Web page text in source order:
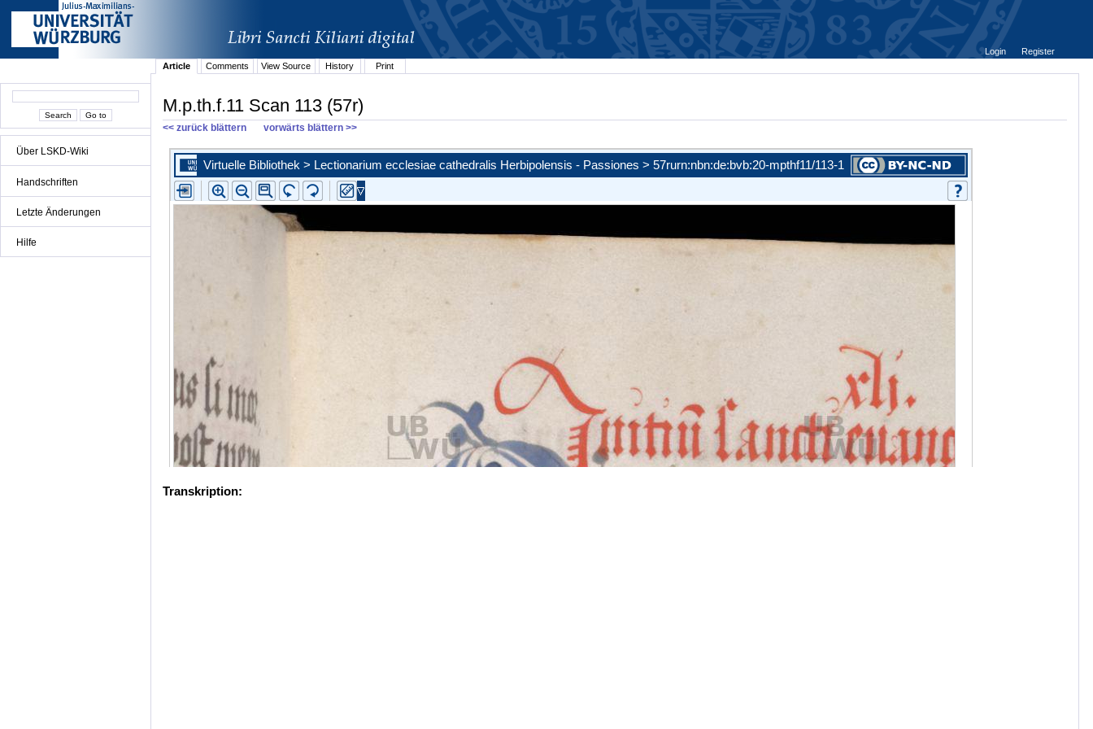
Über LSKD-Wiki
Handschriften
Letzte Änderungen
Hilfe
Login
Register
Article
Comments View Source History Print
M.p.th.f.11 Scan 113 (57r)
<< zurück blättern vorwärts blättern >>
Transkription: